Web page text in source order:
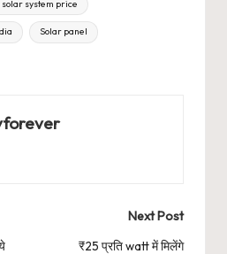
solar system price
Solar panel
Next Post
₹25 प्रति watt में मिलेंगे